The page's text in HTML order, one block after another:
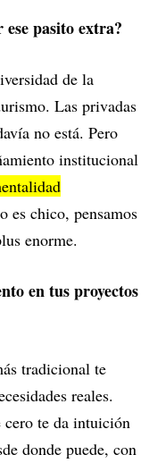
pasito extra?
de la
Las privadas
no está. Pero
institucional
es chico, pensamos
enorme.
en tus proyectos
tradicional te
reales.
cero te da intuición
donde puede, con